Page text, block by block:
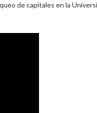
de capitales en la